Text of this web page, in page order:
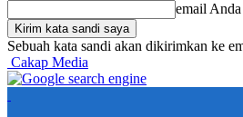
email Anda
Sebuah kata sandi akan dikirimkan ke
Cakap Media